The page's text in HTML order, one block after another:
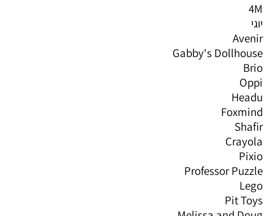
4M
יוגי
Avenir
Gabby's Dollhouse
Brio
Oppi
Headu
Foxmind
Shafir
Crayola
Pixio
Professor Puzzle
Lego
Pit Toys